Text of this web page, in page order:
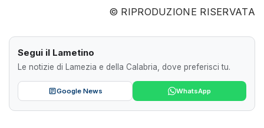
© RIPRODUZIONE RISERVATA
Segui il Lametino
Le notizie di Lamezia e della Calabria, dove preferisci tu.
Google News WhatsApp